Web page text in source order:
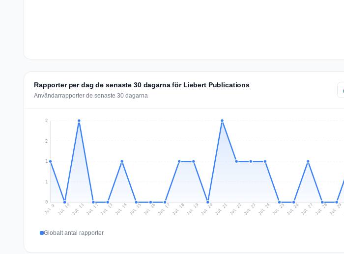
Rapporter per dag de senaste 30 dagarna för Liebert Publications
Användarrapporter de senaste 30 dagarna
0
1
1
2
2
Jul 9 Jul 10 Jul 11Jul 12Jul 13 Jul 14 Jul 15 Jul 16 Jul 17 Jul 18Jul 19 Jul 20 Jul 21 Jul 22 Jul 23 Jul 24 Jul 25 Jul 26Jul 27 Jul 28Jul 29
Globalt antal rapporter